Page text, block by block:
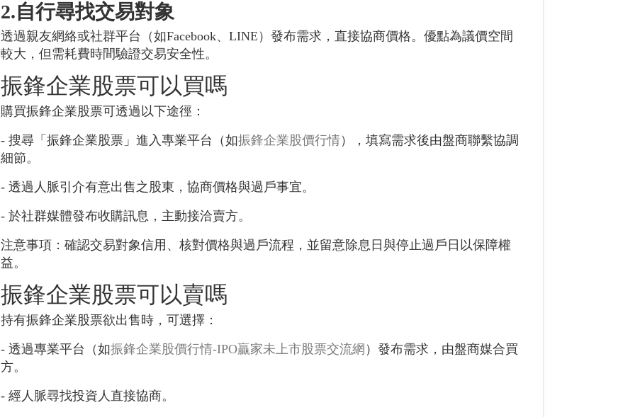
2.自行尋找交易對象
透過親友網絡或社群平台（如Facebook、LINE）發布需求，直接協商價格。優點為議價空間
較大，但需耗費時間驗證交易安全性。
振鋒企業股票可以買嗎
購買振鋒企業股票可透過以下途徑：
- 搜尋「振鋒企業股票」進入專業平台（如振鋒企業股價行情），填寫需求後由盤商聯繫協調
細節。
- 透過人脈引介有意出售之股東，協商價格與過戶事宜。
- 於社群媒體發布收購訊息，主動接洽賣方。
注意事項：確認交易對象信用、核對價格與過戶流程，並留意除息日與停止過戶日以保障權
益。
振鋒企業股票可以賣嗎
持有振鋒企業股票欲出售時，可選擇：
- 透過專業平台（如振鋒企業股價行情-IPO贏家未上市股票交流網 ）發布需求，由盤商媒合買
方。
- 經人脈尋找投資人直接協商。